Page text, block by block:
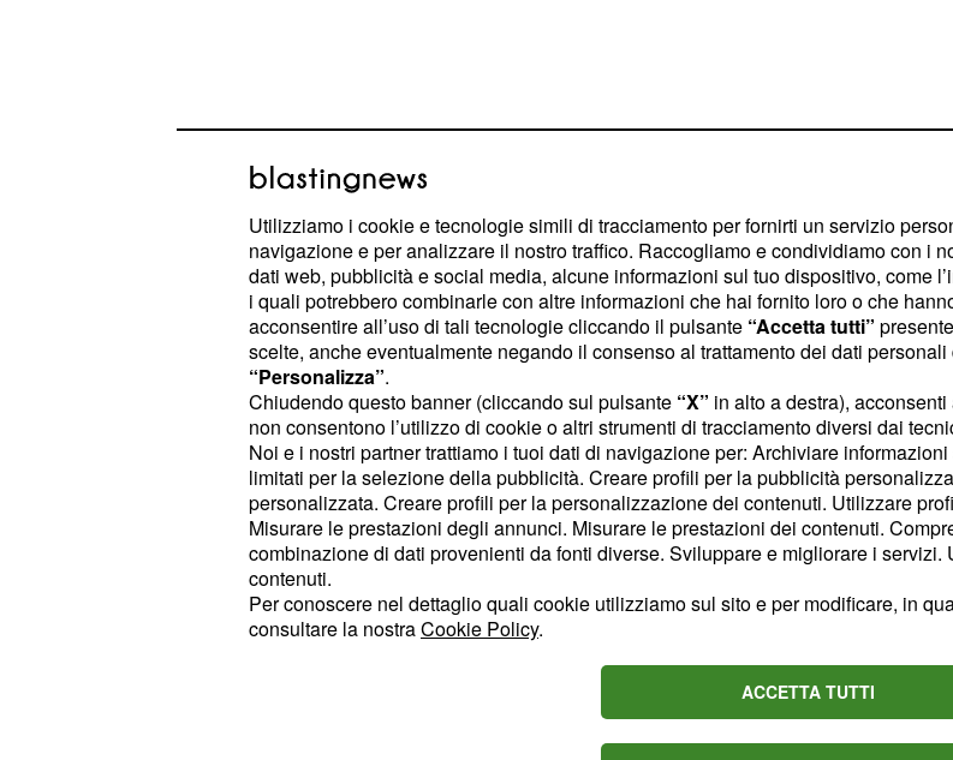
carrière, c'est formidable. Quand j'ai vu Nibali attaquer j'ai dit
: bingo, c'est le bon coup. Puis un beau duel avec Nibali.
Gagner devant lui c'est un beau symbole."#ILombardia
pic.twitter.com/awIC5QCtNh
— Équipe Cycliste Groupama-FDJ (@GroupamaFDJ)13
ottobre 2018
Lombardia, corsa velocissima
Giro di Lombardiaè partito da Bergamo in una giornata
più primaverile che autunnale e con un ritmo subito molto
sostenuto. Dopo diversi tentativi di attacco sono riusciti ad
Florian Sénéchal (Quick Step Floors), Franck
Utilizziamo i cookie e tecnologie simili di tracciamento per fornirti un servizio
navigazione e per analizzare il nostro traffico. Raccogliamo e condividiamo con i
dati web, pubblicità e social media, alcune informazioni sul tuo dispositivo, come
i quali potrebbero combinarle con altre informazioni che hai fornito loro o che
acconsentire all’uso di tali tecnologie cliccando il pulsante “Accetta tutti”
scelte, anche eventualmente negando il consenso al trattamento dei dati
“Personalizza”.
Chiudendo questo banner (cliccando sul pulsante “X” in alto a destra),
non consentono l’utilizzo di cookie o altri strumenti di tracciamento diversi dai
Noi e i nostri partner trattiamo i tuoi dati di navigazione per: Archiviare
limitati per la selezione della pubblicità. Creare profili per la pubblicità
personalizzata. Creare profili per la personalizzazione dei contenuti. Utilizzare
Misurare le prestazioni degli annunci. Misurare le prestazioni dei contenuti.
combinazione di dati provenienti da fonti diverse. Sviluppare e migliorare i
contenuti.
Per conoscere nel dettaglio quali cookie utilizziamo sul sito e per modificare, in
consultare la nostraCookie Policy.
ACCETTA TUTTI